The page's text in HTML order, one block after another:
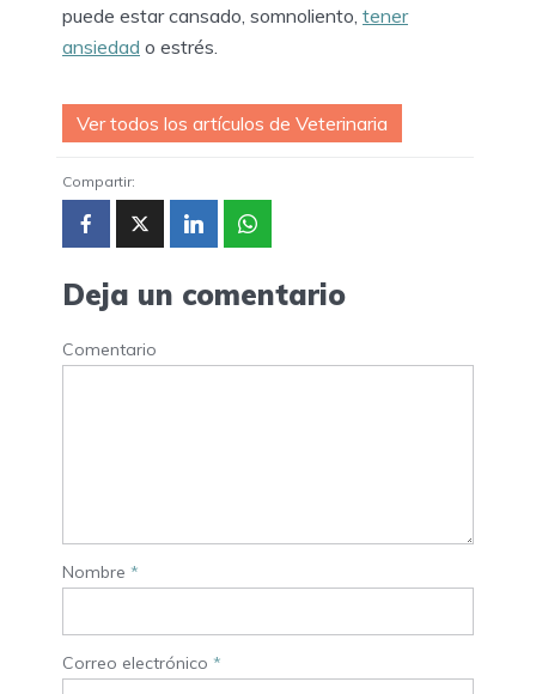
puede estar cansado, somnoliento, tener
ansiedad o estrés.
Ver todos los artículos de Veterinaria
Compartir:
Deja un comentario
Comentario
Nombre *
Correo electrónico *